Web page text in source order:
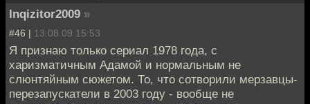
Inqizitor2009 »
#46 | 13.08.09 15:53
Я признаю только сериал 1978 года, с
харизматичным Адамой и нормальным не
слюнтяйным сюжетом. То, что сотворили мерзавцы-
перезапускатели в 2003 году - вообще не